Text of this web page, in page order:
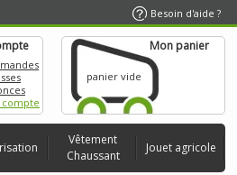
Besoin d'aide ?
Mon panier
panier vide
Vêtement
Chaussant
Jouet agricole